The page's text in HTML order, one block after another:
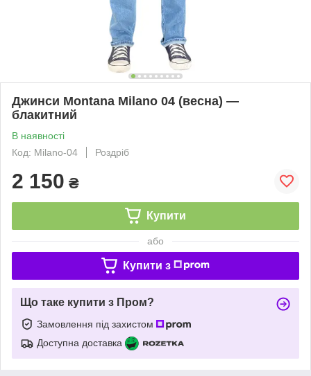
Джинси Montana Milano 04 (весна) —
блакитний
В наявності
Код: Milano-04
Роздріб
2 150 ₴
Купити
або
Купити з
Що таке купити з Пром?
Замовлення під захистом
Доступна доставка